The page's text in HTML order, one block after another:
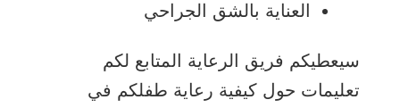
العناية بالشق الجراحي
سيعطيكم فريق الرعاية المتابع لكم
تعليمات حول كيفية رعاية طفلكم في